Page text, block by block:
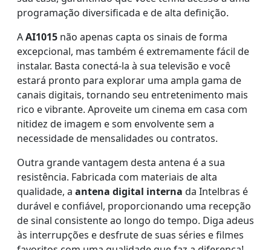
programação diversificada e de alta definição.
AAI1015 não apenas capta os sinais de forma
excepcional, mas também é extremamente fácil de
instalar. Basta conectá-la à sua televisão e você
estará pronto para explorar uma ampla gama de
canais digitais, tornando seu entretenimento mais
rico e vibrante. Aproveite um cinema em casa com
nitidez de imagem e som envolvente sem a
necessidade de mensalidades ou contratos.
Outra grande vantagem desta antena é a sua
resistência. Fabricada com materiais de alta
qualidade, a antena digital interna da Intelbras é
durável e confiável, proporcionando uma recepção
de sinal consistente ao longo do tempo. Diga adeus
às interrupções e desfrute de suas séries e filmes